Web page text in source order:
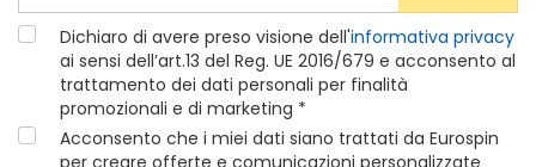
Dichiaro di avere preso visione dell'informativa privacy
ai sensi dell’art.13 del Reg. UE 2016/679 e acconsento al
trattamento dei dati personali per finalità
promozionali e di marketing *
Acconsento che i miei dati siano trattati da Eurospin
per creare offerte e comunicazioni personalizzate